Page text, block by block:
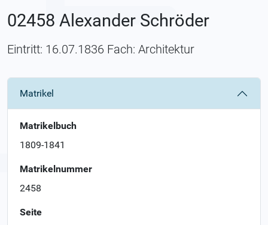
02458 Alexander Schröder
Eintritt: 16.07.1836 Fach: Architektur
Matrikel
Matrikelbuch
1809-1841
Matrikelnummer
2458
Seite